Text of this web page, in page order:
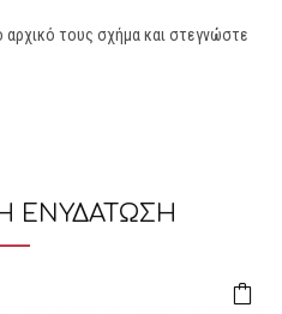
τους σχήμα και στεγνώστε
ΕΝΥΔΑΤΩΣΗ